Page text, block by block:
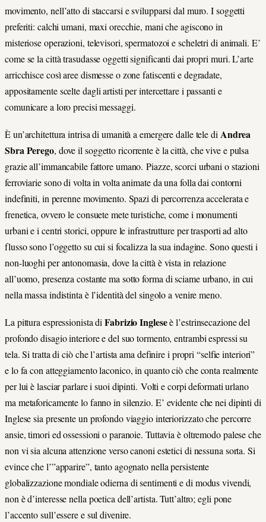
movimento, nell’atto di staccarsi e svilupparsi dal muro. I soggetti
preferiti: calchi umani, maxi orecchie, mani che agiscono in
misteriose operazioni, televisori, spermatozoi e scheletri di animali. E’
come se la città trasudasse oggetti significanti dai propri muri. L’arte
arricchisce così aree dismesse o zone fatiscenti e degradate,
appositamente scelte dagli artisti per intercettare i passanti e
comunicare a loro precisi messaggi.
È un’architettura intrisa di umanità a emergere dalle tele di Andrea
Sbra Perego, dove il soggetto ricorrente è la città, che vive e pulsa
grazie all’immancabile fattore umano. Piazze, scorci urbani o stazioni
ferroviarie sono di volta in volta animate da una folla dai contorni
indefiniti, in perenne movimento. Spazi di percorrenza accelerata e
frenetica, ovvero le consuete mete turistiche, come i monumenti
urbani e i centri storici, oppure le infrastrutture per trasporti ad alto
flusso sono l’oggetto su cui si focalizza la sua indagine. Sono questi i
non-luoghi per antonomasia, dove la città è vista in relazione
all’uomo, presenza costante ma sotto forma di sciame urbano, in cui
nella massa indistinta è l’identità del singolo a venire meno.
La pittura espressionista diFabrizio Ingleseè l’estrinsecazione del
profondo disagio interiore e del suo tormento, entrambi espressi su
tela. Si tratta di ciò che l’artista ama definire i propri “selfie interiori”
e lo fa con atteggiamento laconico, in quanto ciò che conta realmente
per lui è lasciar parlare i suoi dipinti. Volti e corpi deformati urlano
ma metaforicamente lo fanno in silenzio. E’ evidente che nei dipinti di
Inglese sia presente un profondo viaggio interiorizzato che percorre
ansie, timori ed ossessioni o paranoie. Tuttavia è oltremodo palese che
non vi sia alcuna attenzione verso canoni estetici di nessuna sorta. Si
evince che l’”apparire”, tanto agognato nella persistente
globalizzazione mondiale odierna di sentimenti e di modus vivendi,
non è d’interesse nella poetica dell’artista. Tutt’altro; egli pone
l’accento sull’essere e sul divenire.